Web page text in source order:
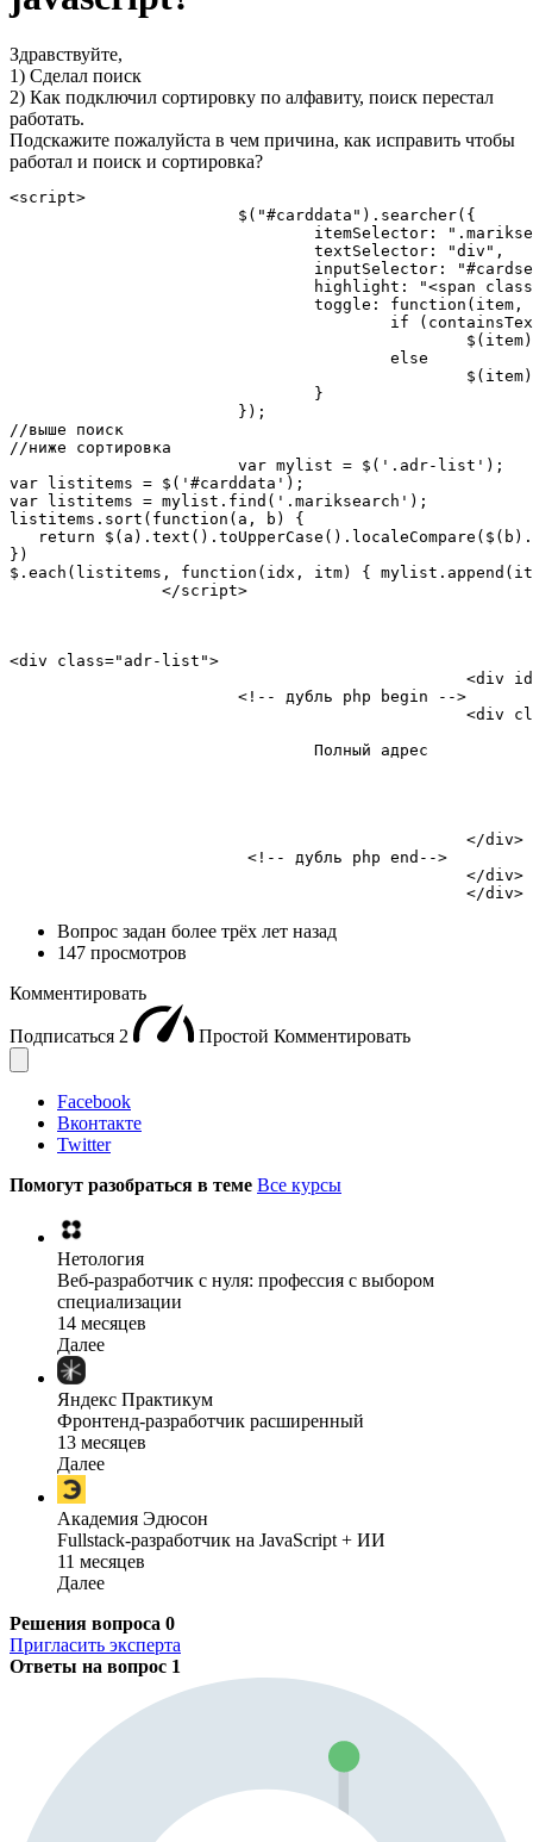
Здравствуйте,
1) Сделал поиск
2) Как подключил сортировку по алфавиту, поиск перестал
работать.
Подскажите пожалуйста в чем причина, как исправить чтобы
работал и поиск и сортировка?
<script>
//выше поиск
//ниже сортировка
var listitems = $('#carddata');
var listitems = mylist.find('.mariksearch');
listitems.sort(function(a, b) {
return
})
$.each(listitems, function(idx, itm) {
		</script>
<div class="adr-list">
                        <!-- дубль php begin -->
                                Полный адрес
                         <!-- дубль php end-->
						</div>
Вопрос задан более трёх лет назад
147 просмотров
Комментировать
Подписаться 2 Простой Комментировать
Facebook
Вконтакте
Twitter
Помогут разобраться в теме Все курсы
Нетология
Веб-разработчик с нуля: профессия с выбором
специализации
14 месяцев
Далее
Яндекс Практикум
Фронтенд-разработчик расширенный
13 месяцев
Далее
Академия Эдюсон
Fullstack-разработчик на JavaScript + ИИ
11 месяцев
Далее
Решения вопроса 0
Пригласить эксперта
Ответы на вопрос 1